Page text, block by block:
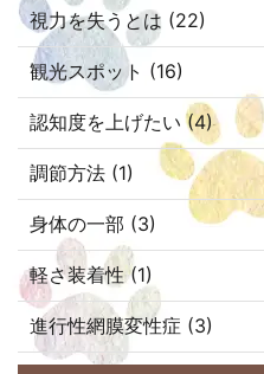
視力を失うとは (22)
観光スポット (16)
認知度を上げたい (4)
調節方法 (1)
身体の一部 (3)
軽さ装着性 (1)
進行性網膜変性症 (3)